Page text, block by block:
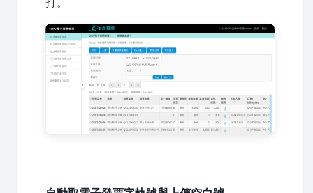
打。